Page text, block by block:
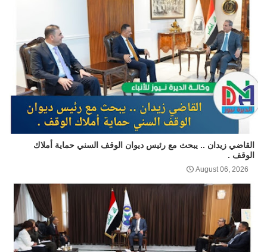
القاضي زيدان .. يبحث مع رئيس ديوان الوقف السني حماية أملاك
الوقف .
August 06, 2026